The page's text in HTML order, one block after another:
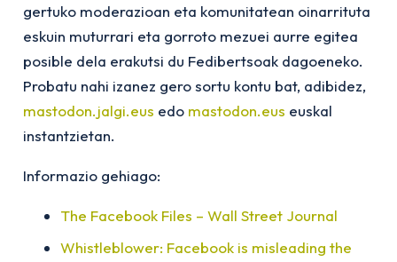
gertuko moderazioan eta komunitatean oinarrituta
eskuin muturrari eta gorroto mezuei aurre egitea
posible dela erakutsi du Fedibertsoak dagoeneko.
Probatu nahi izanez gero sortu kontu bat, adibidez,
mastodon.jalgi.eus edo mastodon.eus euskal
instantzietan.
Informazio gehiago:
The Facebook Files – Wall Street Journal
Whistleblower: Facebook is misleading the